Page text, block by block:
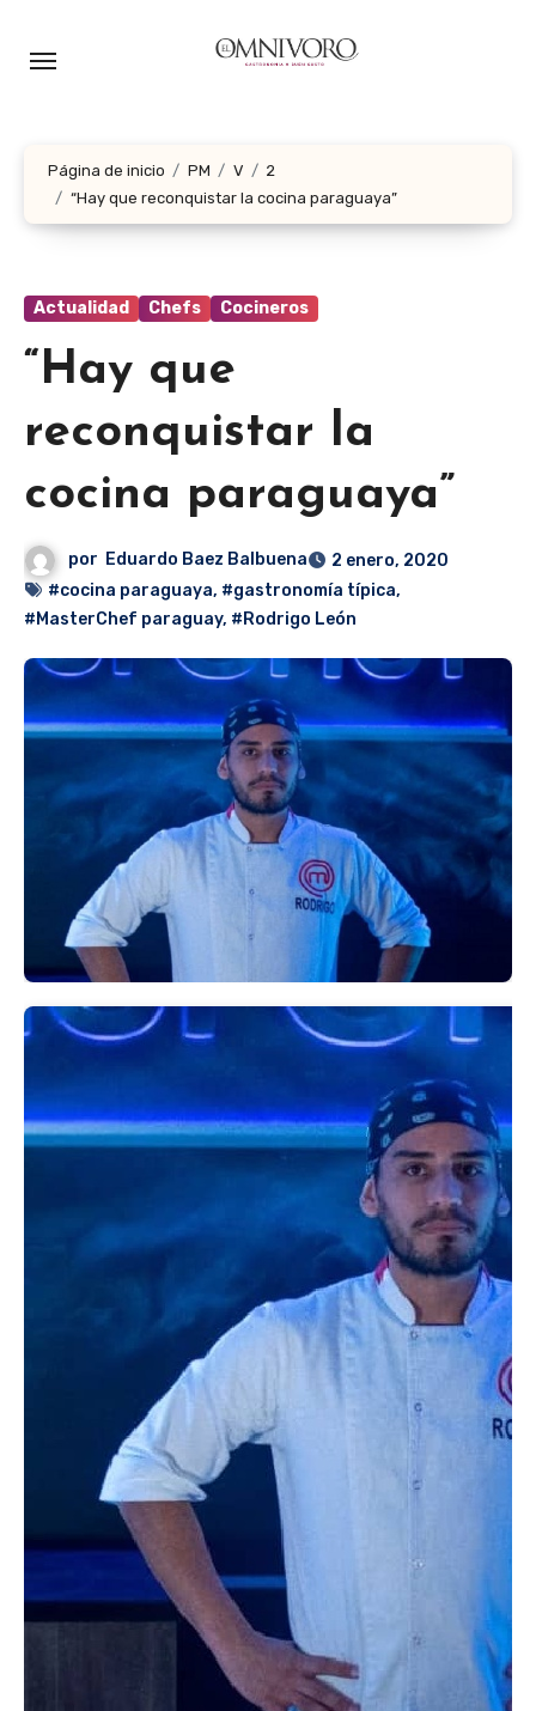
Página de inicio PM V
2
“Hay que reconquistar la cocina paraguaya”
Actualidad Chefs Cocineros
“Hay que
reconquistar la
cocina paraguaya”
por Eduardo Baez Balbuena
2 enero, 2020
#cocina paraguaya, #gastronomía típica,
#MasterChef paraguay, #Rodrigo León